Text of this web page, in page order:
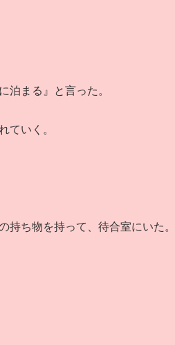
泊まる』と言った。
ていく。
持ち物を持って、待合室にいた。